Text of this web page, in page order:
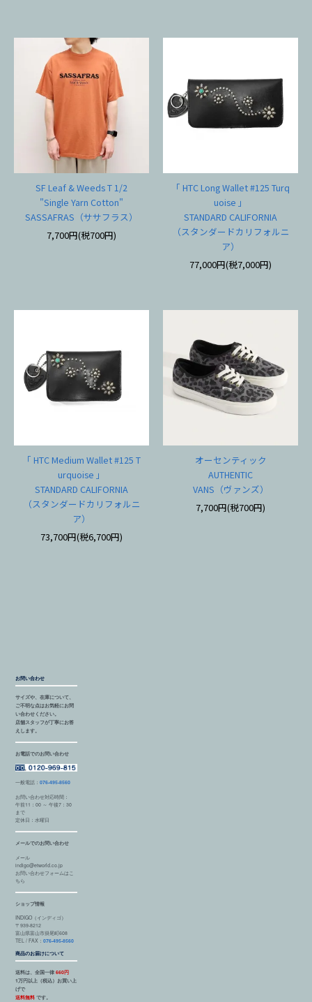
SF Leaf & Weeds T 1/2
"Single Yarn Cotton"
SASSAFRAS（ササフラス）
7,700円(税700円)
「 HTC Long Wallet #125 Turq
uoise 」
STANDARD CALIFORNIA
（スタンダードカリフォルニ
ア）
77,000円(税7,000円)
「 HTC Medium Wallet #125 T
urquoise 」
STANDARD CALIFORNIA
（スタンダードカリフォルニ
ア）
73,700円(税6,700円)
オーセンティック
AUTHENTIC
VANS（ヴァンズ）
7,700円(税700円)
お問い合わせ
サイズや、在庫について、
ご不明な点はお気軽にお問
い合わせください。
店舗スタッフが丁寧にお答
えします。
お電話でのお問い合わせ
一般電話：076-495-8560
お問い合わせ対応時間：
午前11：00 ～ 午後7：30
まで
定休日：水曜日
メールでのお問い合わせ
メール
indigo@etworld.co.jp
お問い合わせフォームはこ
ちら
ショップ情報
INDIGO（インディゴ）
〒939-8212
富山県富山市掛尾町608
TEL / FAX：076-495-8560
商品のお届けについて
送料は、全国一律660円
1万円以上（税込）お買い上
げで
送料無料 です。